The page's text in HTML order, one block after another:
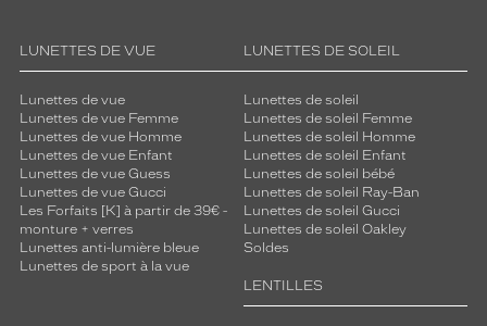
LUNETTES DE VUE
Lunettes de vue
Lunettes de vue Femme
Lunettes de vue Homme
Lunettes de vue Enfant
Lunettes de vue Guess
Lunettes de vue Gucci
Les Forfaits [K] à partir de 39€ -
monture + verres
Lunettes anti-lumière bleue
Lunettes de sport à la vue
LUNETTES DE SOLEIL
Lunettes de soleil
Lunettes de soleil Femme
Lunettes de soleil Homme
Lunettes de soleil Enfant
Lunettes de soleil bébé
Lunettes de soleil Ray-Ban
Lunettes de soleil Gucci
Lunettes de soleil Oakley
Soldes
LENTILLES